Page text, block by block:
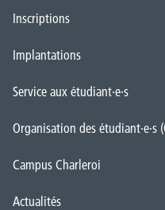
Inscriptions
Implantations
Service aux étudiant·e·s
Organisation des étudiant·e·s
Campus Charleroi
Actualités